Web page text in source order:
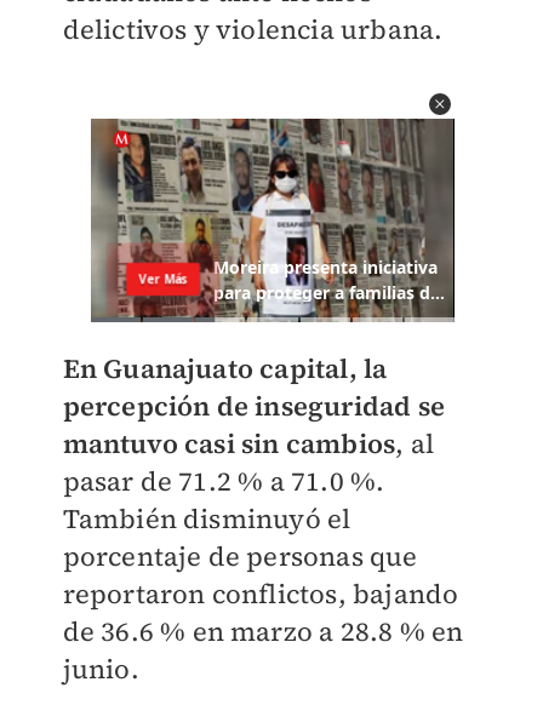
delictivos y violencia urbana.
En Guanajuato capital, la
percepción de inseguridad se
mantuvo casi sin cambios, al
pasar de 71.2 % a 71.0 %.
También disminuyó el
porcentaje de personas que
reportaron conflictos, bajando
de 36.6 % en marzo a 28.8 % en
junio.